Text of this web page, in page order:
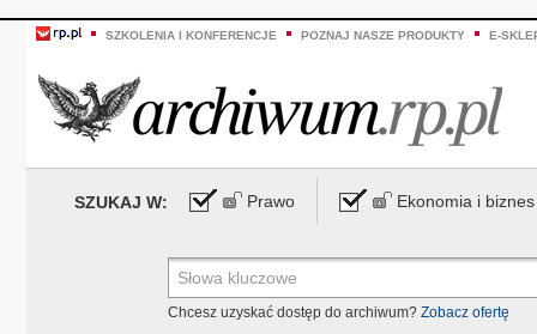
SZKOLENIA I KONFERENCJE POZNAJ NASZE PRODUKTY E-
SZUKAJ W: Prawo Ekonomia i biznes
Chcesz uzyskać dostęp do archiwum? Zobacz ofertę